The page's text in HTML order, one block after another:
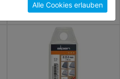
welche Cookies
welche nicht.
du in unserer
Alle Cookies erlauben